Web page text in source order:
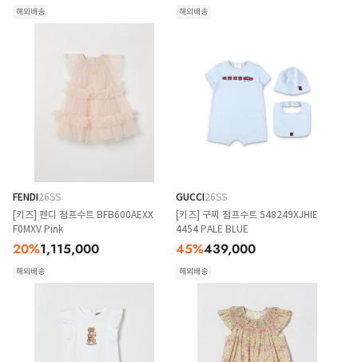
해외배송 해외배송
FENDI26SS
[키즈] 펜디 점프수트 BFB600AEXX
F0MXV Pink
20%1,115,000
해외배송
GUCCI26SS
[키즈] 구찌 점프수트 548249XJHIE
4454 PALE BLUE
45%439,000
해외배송